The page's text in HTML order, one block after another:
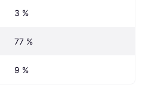
3 %
77 %
9 %